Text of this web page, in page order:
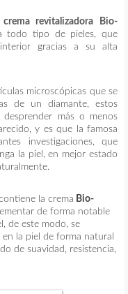
crema revitalizadora Bio-
todo tipo de pieles, que
gracias a su alta
microscópicas que se
de un diamante, estos
más o menos
y es que la famosa
investigaciones, que
la piel, en mejor estado
la crema Bio-
de forma notable
de este modo, se
la piel de forma natural
de suavidad, resistencia,